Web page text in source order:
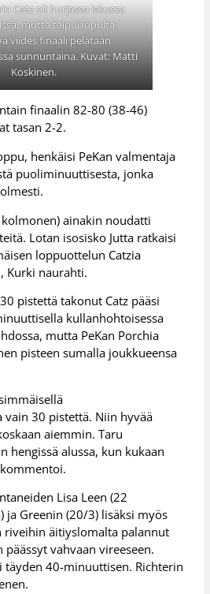
Catz oli hurjassa iskussa
mutta taipui lopulta.
viides finaali pelataan
sunnuntaina. Kuvat: Matti
Koskinen.
finaalin 82-80 (38-46)
tasan 2-2.
henkäisi PeKan valmentaja
puoliminuuttisesta, jonka
ainakin noudatti
Lotan isosisko Jutta ratkaisi
loppuottelun Catzia
Kurki naurahti.
pistettä takonut Catz pääsi
kullanhohtoisessa
mutta PeKan Porchia
pisteen sumalla joukkueensa
30 pistettä. Niin hyvää
aiemmin. Taru
hengissä alussa, kun kukaan
Lisa Leen (22
ja Greenin (20/3) lisäksi myös
riveihin äitiyslomalta palannut
vahvaan vireeseen.
40-minuuttisen. Richterin